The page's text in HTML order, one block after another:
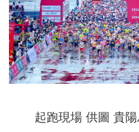
起跑現場 供圖 貴